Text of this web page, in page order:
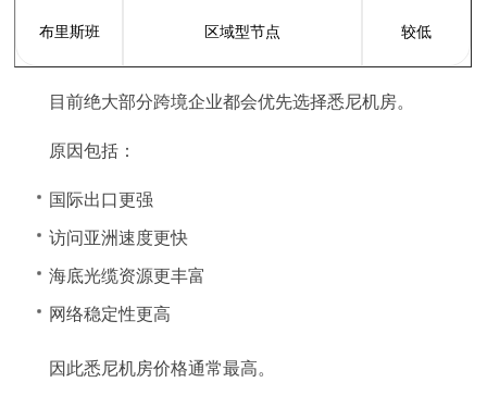
布里斯班 区域型节点 较低
目前绝大部分跨境企业都会优先选择悉尼机房。
原因包括：
国际出口更强
访问亚洲速度更快
海底光缆资源更丰富
网络稳定性更高
因此悉尼机房价格通常最高。